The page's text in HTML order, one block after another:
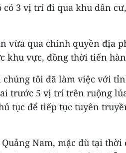
có 3 vị trí đi qua khu dân
vừa qua chính quyền địa
khu vực, đồng thời tiến
chúng tôi đã làm việc với
trước 5 vị trí trên ruộng
tục để tiếp tục tuyên
Nam, mặc dù tại